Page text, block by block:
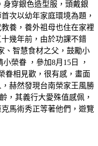
穿銀色造型服，頭戴銀
次以幼年家庭環境為題，
養，養外祖母也住在家裡
幾年前，由於功課不錯
、智慧食材之父，鼓勵小
榮眷 ，參加8月15日 ，
眷相見歡，很有感，畫面
赫然發現台南榮家王風勝
，其義行大愛殊值感佩，
馬術秀正等著他們，遊覽